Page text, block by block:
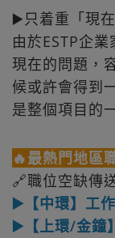
▶️只着重「現在
由於ESTP企
現在的問題，
候或許會得到
是整個項目的
🔥最熱門地區
🔗職位空缺傳
▶️【中環】工
▶️【上環/金鐘